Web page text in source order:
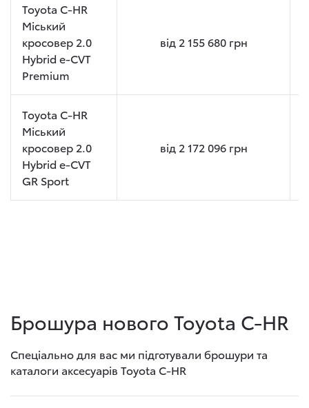
Toyota C-HR
Міський
кросовер 2.0
Hybrid e-CVT
Premium
від 2 155 680грн
Toyota C-HR
Міський
кросовер 2.0
Hybrid e-CVT
GR Sport
від 2 172 096грн
Брошура нового Toyota C-HR
Спеціально для вас ми підготували брошури та
каталоги аксесуарів Toyota C-HR